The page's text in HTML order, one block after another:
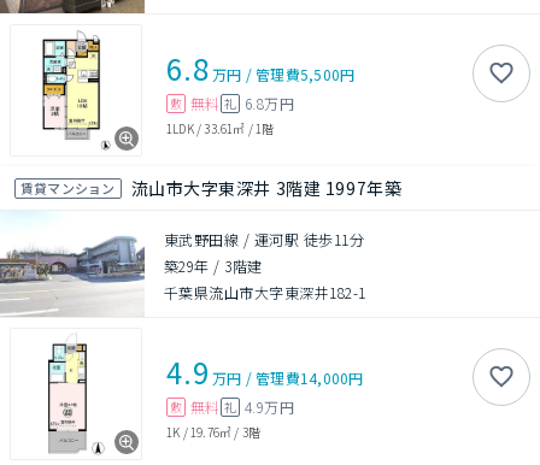
6.8万円 /管理費5,500円
敷 無料 礼 6.8万円
1LDK/33.61㎡ / 1階
賃貸マンション 流山市大字東深井 3階建 1997年築
東武野田線 / 運河駅 徒歩11分
築29年 / 3階建
千葉県流山市大字東深井182-1
4.9 万円 /管理費14,000円
敷 無料 礼 4.9万円
1K / 19.76㎡ / 3階